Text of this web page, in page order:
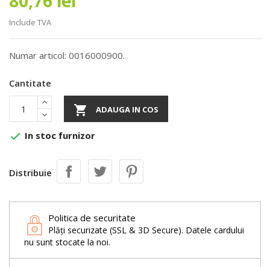
Include TVA
Numar articol: 0016000900.
Cantitate
 ADAUGA IN COS
 In stoc furnizor
Distribuie
Politica de securitate
Plăți securizate (SSL & 3D Secure). Datele cardului
nu sunt stocate la noi.